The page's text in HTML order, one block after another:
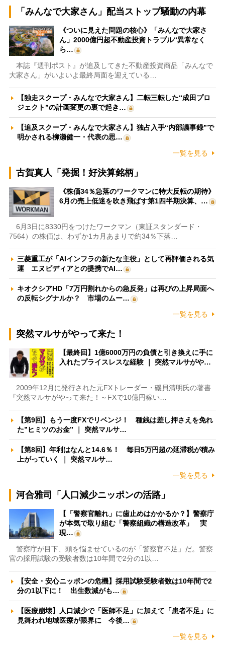
「みんなで大家さん」配当ストップ騒動の内幕
《ついに見えた問題の核心》「みんなで大家さ
ん」2000億円超不動産投資トラブル“異常なく
ら…
本誌『週刊ポスト』が追及してきた不動産投資商品「みんなで
大家さん」がいよいよ最終局面を迎えている…
【独走スクープ・みんなで大家さん】二転三転した“成田プロ
ジェクト”の計画変更の裏で起き…
【追及スクープ・みんなで大家さん】独占入手“内部議事録”で
明かされる柳瀬健一・代表の思…
一覧を見る
古賀真人「発掘！好決算銘柄」
《株価34％急落のワークマンに特大反転の期待》
6月の売上低迷を吹き飛ばす第1四半期決算、…
6月3日に8330円をつけたワークマン（東証スタンダード・
7564）の株価は、わずか1カ月あまりで約34％下落…
三菱重工が「AIインフラの新たな主役」として再評価される気
運 エヌビディアとの提携でAI…
キオクシアHD「7万円割れからの急反発」は再びの上昇局面へ
の反転シグナルか？ 市場のムー…
一覧を見る
突然マルサがやって来た！
【最終回】1億6000万円の負債と引き換えに手に
入れたプライスレスな経験 ｜ 突然マルサがや…
2009年12月に発行された元FXトレーダー・磯貝清明氏の著書
『突然マルサがやって来た！～FXで10億円稼い…
【第9回】もう一度FXでリベンジ！ 種銭は差し押さえを免れ
た”ヒミツのお金” ｜ 突然マルサ…
【第8回】年利はなんと14.6％！ 毎日5万円超の延滞税が積み
上がっていく ｜ 突然マルサ…
一覧を見る
河合雅司「人口減少ニッポンの活路」
【「警察官離れ」に歯止めはかかるか？】警察庁
が本気で取り組む「警察組織の構造改革」 実
現…
警察庁が目下、頭を悩ませているのが「警察官不足」だ。警察
官の採用試験の受験者数は10年間で2分の1以…
【安全・安心ニッポンの危機】採用試験受験者数は10年間で2
分の1以下に！ 出生数減がも…
【医療崩壊】人口減少で「医師不足」に加えて「患者不足」に
見舞われ地域医療が限界に 今後…
一覧を見る